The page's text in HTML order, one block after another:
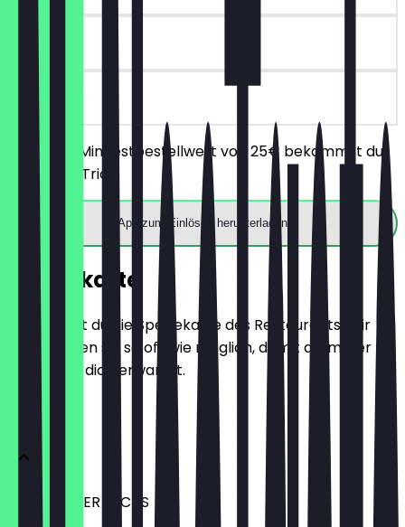
vor Ort
Ab einem Mindestbestellwert von 25€ bekommst du
Gratis Dip Trio.
App zum Einlösen herunterladen
Speisekarte
Hier findest du die Speisekarte des Restaurants. Wir
aktualisieren sie so oft wie möglich, damit du immer
weißt, was dich erwartet.
FLAMBIERTER LACHS